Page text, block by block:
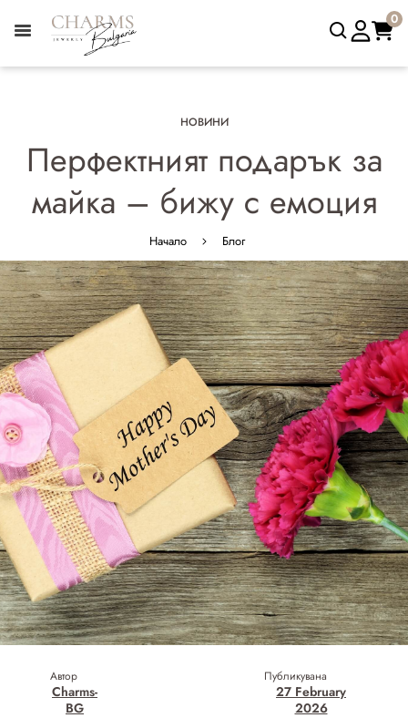
0
НОВИНИ
Перфектният подарък за
майка – бижу с емоция
Начало Блог
Автор
Charms-
BG
Публикувана
27 February
2026